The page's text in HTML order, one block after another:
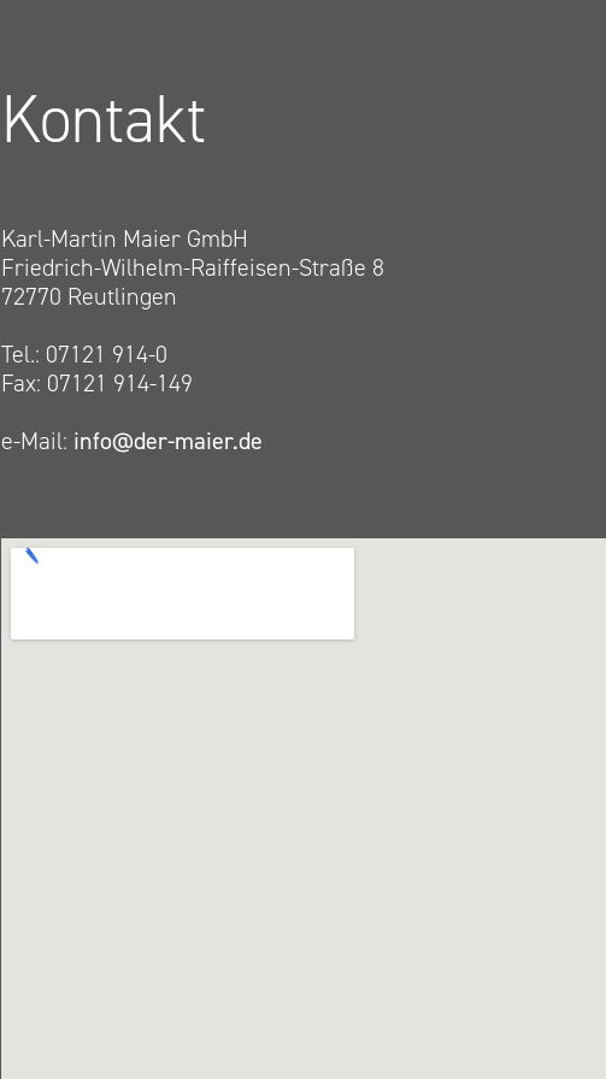
Kontakt
Karl-Martin Maier GmbH
Friedrich-Wilhelm-Raiffeisen-Straße 8
72770 Reutlingen
Tel.: 07121 914-0
Fax: 07121 914-149
e-Mail: info@der-maier.de